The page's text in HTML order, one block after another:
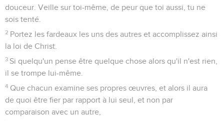
douceur. Veille sur toi-même, de peur que toi aussi, tu ne
sois tenté.
2 Portez les fardeaux les uns des autres et accomplissez ainsi
la loi de Christ.
3 Si quelqu'un pense être quelque chose alors qu'il n'est rien,
il se trompe lui-même.
4 Que chacun examine ses propres œuvres, et alors il aura
de quoi être fier par rapport à lui seul, et non par
comparaison avec un autre,